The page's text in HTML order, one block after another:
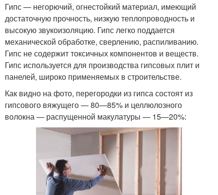
Гипс — негорючий, огнестойкий материал, имеющий
достаточную прочность, низкую теплопроводность и
высокую звукоизоляцию. Гипс легко поддается
механической обработке, сверлению, распиливанию.
Гипс не содержит токсичных компонентов и веществ.
Гипс используется для производства гипсовых плит и
панелей, широко применяемых в строительстве.
Как видно на фото, перегородки из гипса состоят из
гипсового вяжущего — 80—85% и целлюлозного
волокна — распущенной макулатуры — 15—20%: